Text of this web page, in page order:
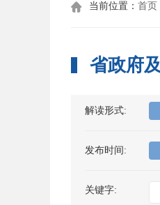
 当前位置： 首页
省政府
解读形式:
发布时间:
关键字: